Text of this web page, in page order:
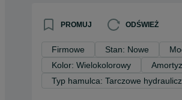
PROMUJ ODŚWIEŻ
Firmowe Stan: Nowe
Kolor: Wielokolorowy
Typ hamulca: Tarczowe